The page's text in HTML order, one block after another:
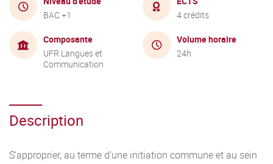
BAC +1
4 crédits
Composante
UFR Langues et
Communication
Volume horaire
24h
Description
S’approprier, au terme d’une initiation commune et au sein